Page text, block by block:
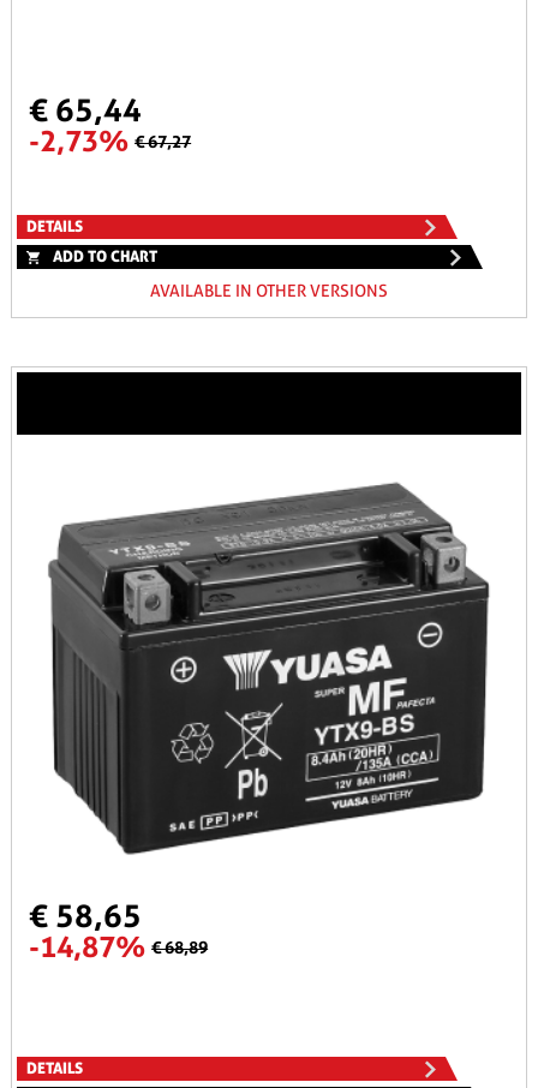
€ 65,44
-2,73% € 67,27
DETAILS
ADD TO CHART
AVAILABLE IN OTHER VERSIONS
€ 58,65
-14,87% € 68,89
DETAILS